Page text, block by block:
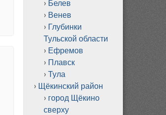
Белев
Венев
Глубинки
Тульской области
Ефремов
Плавск
Тула
Щёкинский район
город Щёкино
сверху